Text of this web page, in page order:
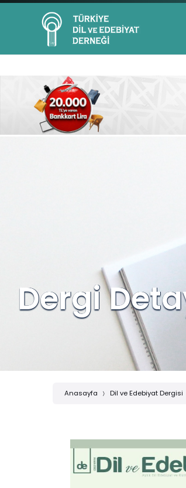
Dergi
Anasayfa Dil ve Edebiyat Dergisi